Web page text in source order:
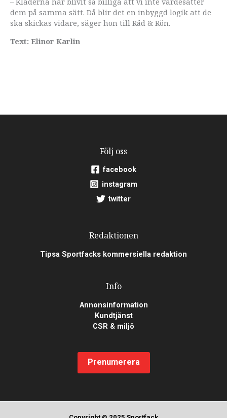
dem på samma sätt. Då blir det en inbyggd logik att de
ska skickas vidare, säger hon till Råd & Rön.
Text: Elinor Karlin
Följ oss
facebook
instagram
twitter
Redaktionen
Tipsa Sportfacks kommersiella redaktion
Info
Annonsinformation
Kundtjänst
CSR & miljö
Prenumerera